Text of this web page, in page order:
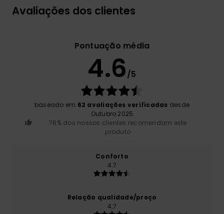
Avaliações dos clientes
Pontuação média
4.6/5
baseado em 62 avaliações verificadas desde
Outubro 2025
76% dos nossos clientes recomendam este
produto
Conforto
4.7
Relação qualidade/preço
4.7